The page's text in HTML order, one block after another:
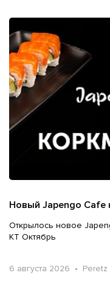
Новый Japengo Cafe
Открылось новое
КТ Октябрь
6 августа 2026 • Peretz